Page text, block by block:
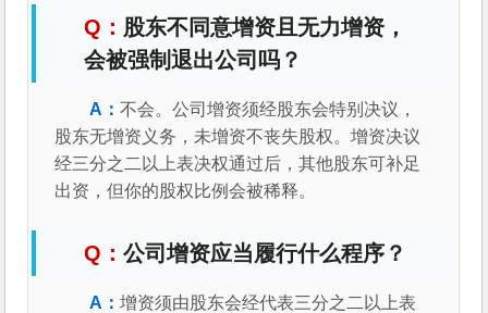
股东不同意增资且无力增资，
会被强制退出公司吗？
不会。公司增资须经股东会特别决议，
股东无增资义务，未增资不丧失股权。增资决议
经三分之二以上表决权通过后，其他股东可补足
出资，但你的股权比例会被稀释。
公司增资应当履行什么程序？
增资须由股东会经代表三分之二以上表